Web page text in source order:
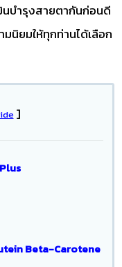
นบำรุงสายตากันก่อนดี
นิยมให้ทุกท่านได้เลือก
]
Beta-Carotene